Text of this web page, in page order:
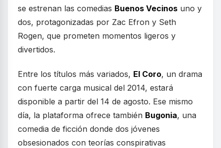
se estrenan las comedias Buenos Vecinos uno y
dos, protagonizadas por Zac Efron y Seth
Rogen, que prometen momentos ligeros y
divertidos.
Entre los títulos más variados, El Coro, un drama
con fuerte carga musical del 2014, estará
disponible a partir del 14 de agosto. Ese mismo
día, la plataforma ofrece también Bugonia, una
comedia de ficción donde dos jóvenes
obsesionados con teorías conspirativas